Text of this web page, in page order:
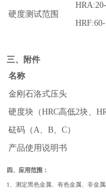
硬度测试范围
三、附件
名称
金刚石洛式压头
硬度块（HRC高低2块、
砝码（A、B、C）
产品使用说明书
四、应用范围：
1、测定黑色金属、有色金属、非金